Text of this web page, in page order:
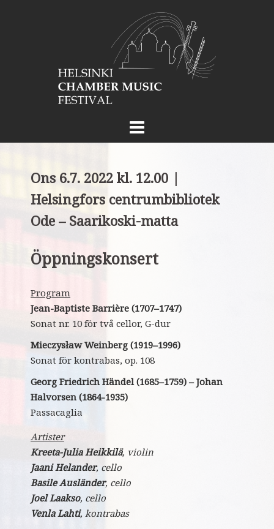
Ons 6.7. 2022 kl. 12.00 |
Helsingfors centrumbibliotek
Ode – Saarikoski-matta
Öppningskonsert
Program
Jean-Baptiste Barrière (1707–1747)
Sonat nr. 10 för två cellor, G-dur
Mieczysław Weinberg (1919–1996)
Sonat för kontrabas, op. 108
Georg Friedrich Händel (1685–1759) – Johan
Halvorsen (1864-1935)
Passacaglia
Artister
Kreeta-Julia Heikkilä, violin
Jaani Helander, cello
Basile Ausländer, cello
Joel Laakso, cello
Venla Lahti, kontrabas